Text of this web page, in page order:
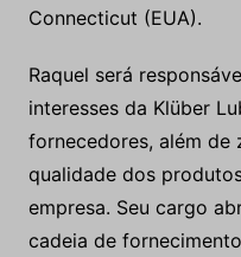
Connecticut (EUA).
Raquel será
interesses da Klüber
fornecedores, além de
qualidade dos
empresa. Seu cargo
cadeia de